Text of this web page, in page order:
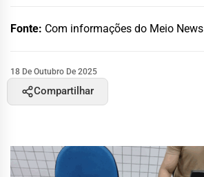
Fonte: Com informações do Meio News
18 De Outubro De 2025
Compartilhar